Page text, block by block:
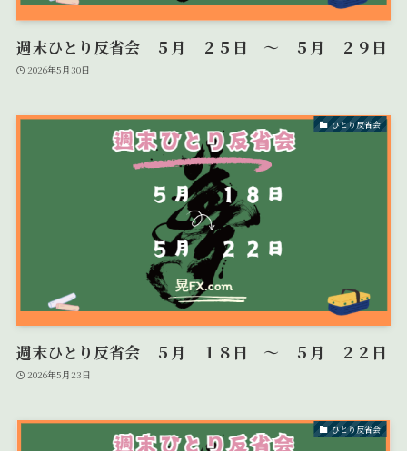
週末ひとり反省会 ５月 ２５日 ～ ５月 ２９日
2026年5月30日
ひとり反省会
週末ひとり反省会 ５月 １８日 ～ ５月 ２２日
2026年5月23日
ひとり反省会